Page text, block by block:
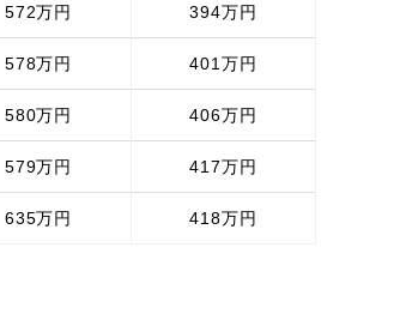
572万円 394万円
578万円 401万円
580万円 406万円
579万円 417万円
635万円 418万円